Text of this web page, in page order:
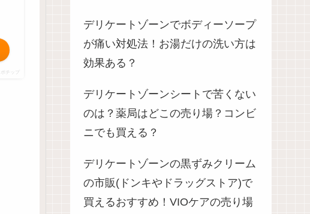
ポチップ
デリケートゾーンでボディーソープ
が痛い対処法！お湯だけの洗い方は
効果ある？
デリケートゾーンシートで苦くない
のは？薬局はどこの売り場？コンビ
ニでも買える？
デリケートゾーンの黒ずみクリーム
の市販(ドンキやドラッグストア)で
買えるおすすめ！VIOケアの売り場